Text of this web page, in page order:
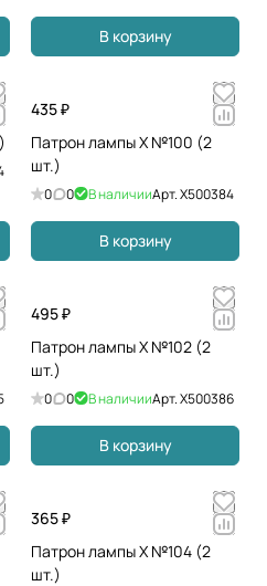
В корзину
435 ₽
Патрон лампы X №100 (2
шт.)
0 0 В наличииАрт.X500384
В корзину
495 ₽
Патрон лампы X №102 (2
шт.)
0 0 В наличииАрт.X500386
В корзину
365 ₽
Патрон лампы X №104 (2
шт.)